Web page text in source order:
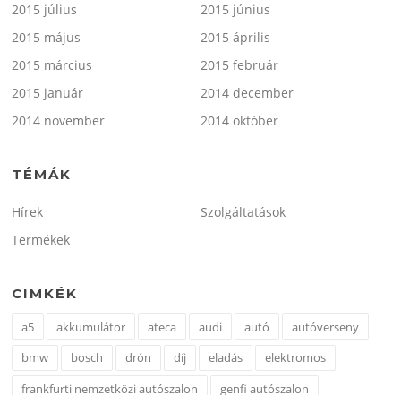
2015 július
2015 június
2015 május
2015 április
2015 március
2015 február
2015 január
2014 december
2014 november
2014 október
TÉMÁK
Hírek
Szolgáltatások
Termékek
CIMKÉK
a5 akkumulátor ateca audi autó
autóverseny
bmw
bosch drón díj eladás
elektromos
frankfurti nemzetközi autószalon
genfi autószalon